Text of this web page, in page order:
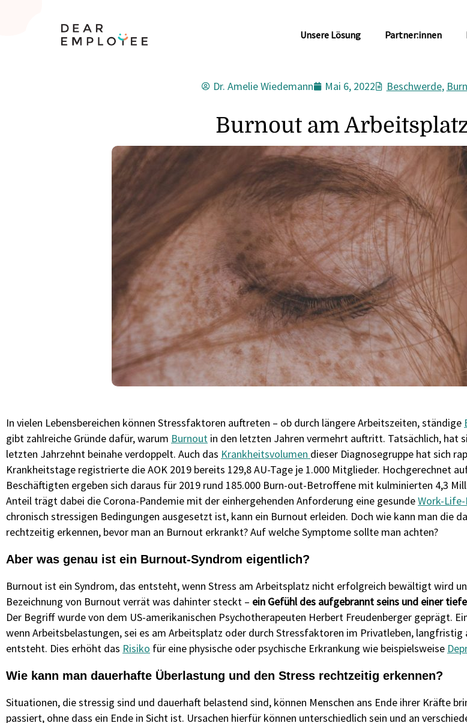
Unsere Lösung Partner:innen
Dr. Amelie Wiedemann Mai 6, 2022 Beschwerde,
Burnout am
In vielen Lebensbereichen können Stressfaktoren auftreten – ob durch längere Arbeitszeiten, ständige
gibt zahlreiche Gründe dafür, warum Burnout in den letzten Jahren vermehrt auftritt. Tatsächlich, hat
letzten Jahrzehnt beinahe verdoppelt. Auch das Krankheitsvolumen dieser Diagnosegruppe hat sich
Krankheitstage registrierte die AOK 2019 bereits 129,8 AU-Tage je 1.000 Mitglieder. Hochgerechnet
Beschäftigten ergeben sich daraus für 2019 rund 185.000 Burn-out-Betroffene mit kulminierten 4,3
Anteil trägt dabei die Corona-Pandemie mit der einhergehenden Anforderung eine gesundeWork-
chronisch stressigen Bedingungen ausgesetzt ist, kann ein Burnout erleiden. Doch wie kann man die
rechtzeitig erkennen, bevor man an Burnout erkrankt? Auf welche Symptome sollte man achten?
Aber was genau ist ein Burnout-Syndrom eigentlich?
Burnout ist ein Syndrom, das entsteht, wenn Stress am Arbeitsplatz nicht erfolgreich bewältigt wird
Bezeichnung von Burnout verrät was dahinter steckt – ein Gefühl des aufgebrannt seins und einer
Der Begriff wurde von dem US-amerikanischen Psychotherapeuten Herbert Freudenberger geprägt.
wenn Arbeitsbelastungen, sei es am Arbeitsplatz oder durch Stressfaktoren im Privatleben,
entsteht. Dies erhöht das Risiko für eine physische oder psychische Erkrankung wie beispielsweise
Wie kann man dauerhafte Überlastung und den Stress rechtzeitig erkennen?
Situationen, die stressig sind und dauerhaft belastend sind, können Menschen ans Ende ihrer Kräfte
passiert, ohne dass ein Ende in Sicht ist. Ursachen hierfür können unterschiedlich sein und an